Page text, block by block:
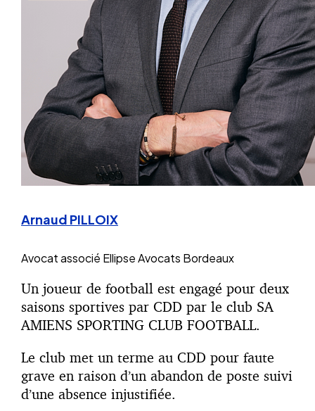
Arnaud PILLOIX
Avocat associé Ellipse Avocats Bordeaux
Un joueur de football est engagé pour deux
saisons sportives par CDD par le club SA
AMIENS SPORTING CLUB FOOTBALL.
Le club met un terme au CDD pour faute
grave en raison d’un abandon de poste suivi
d’une absence injustifiée.